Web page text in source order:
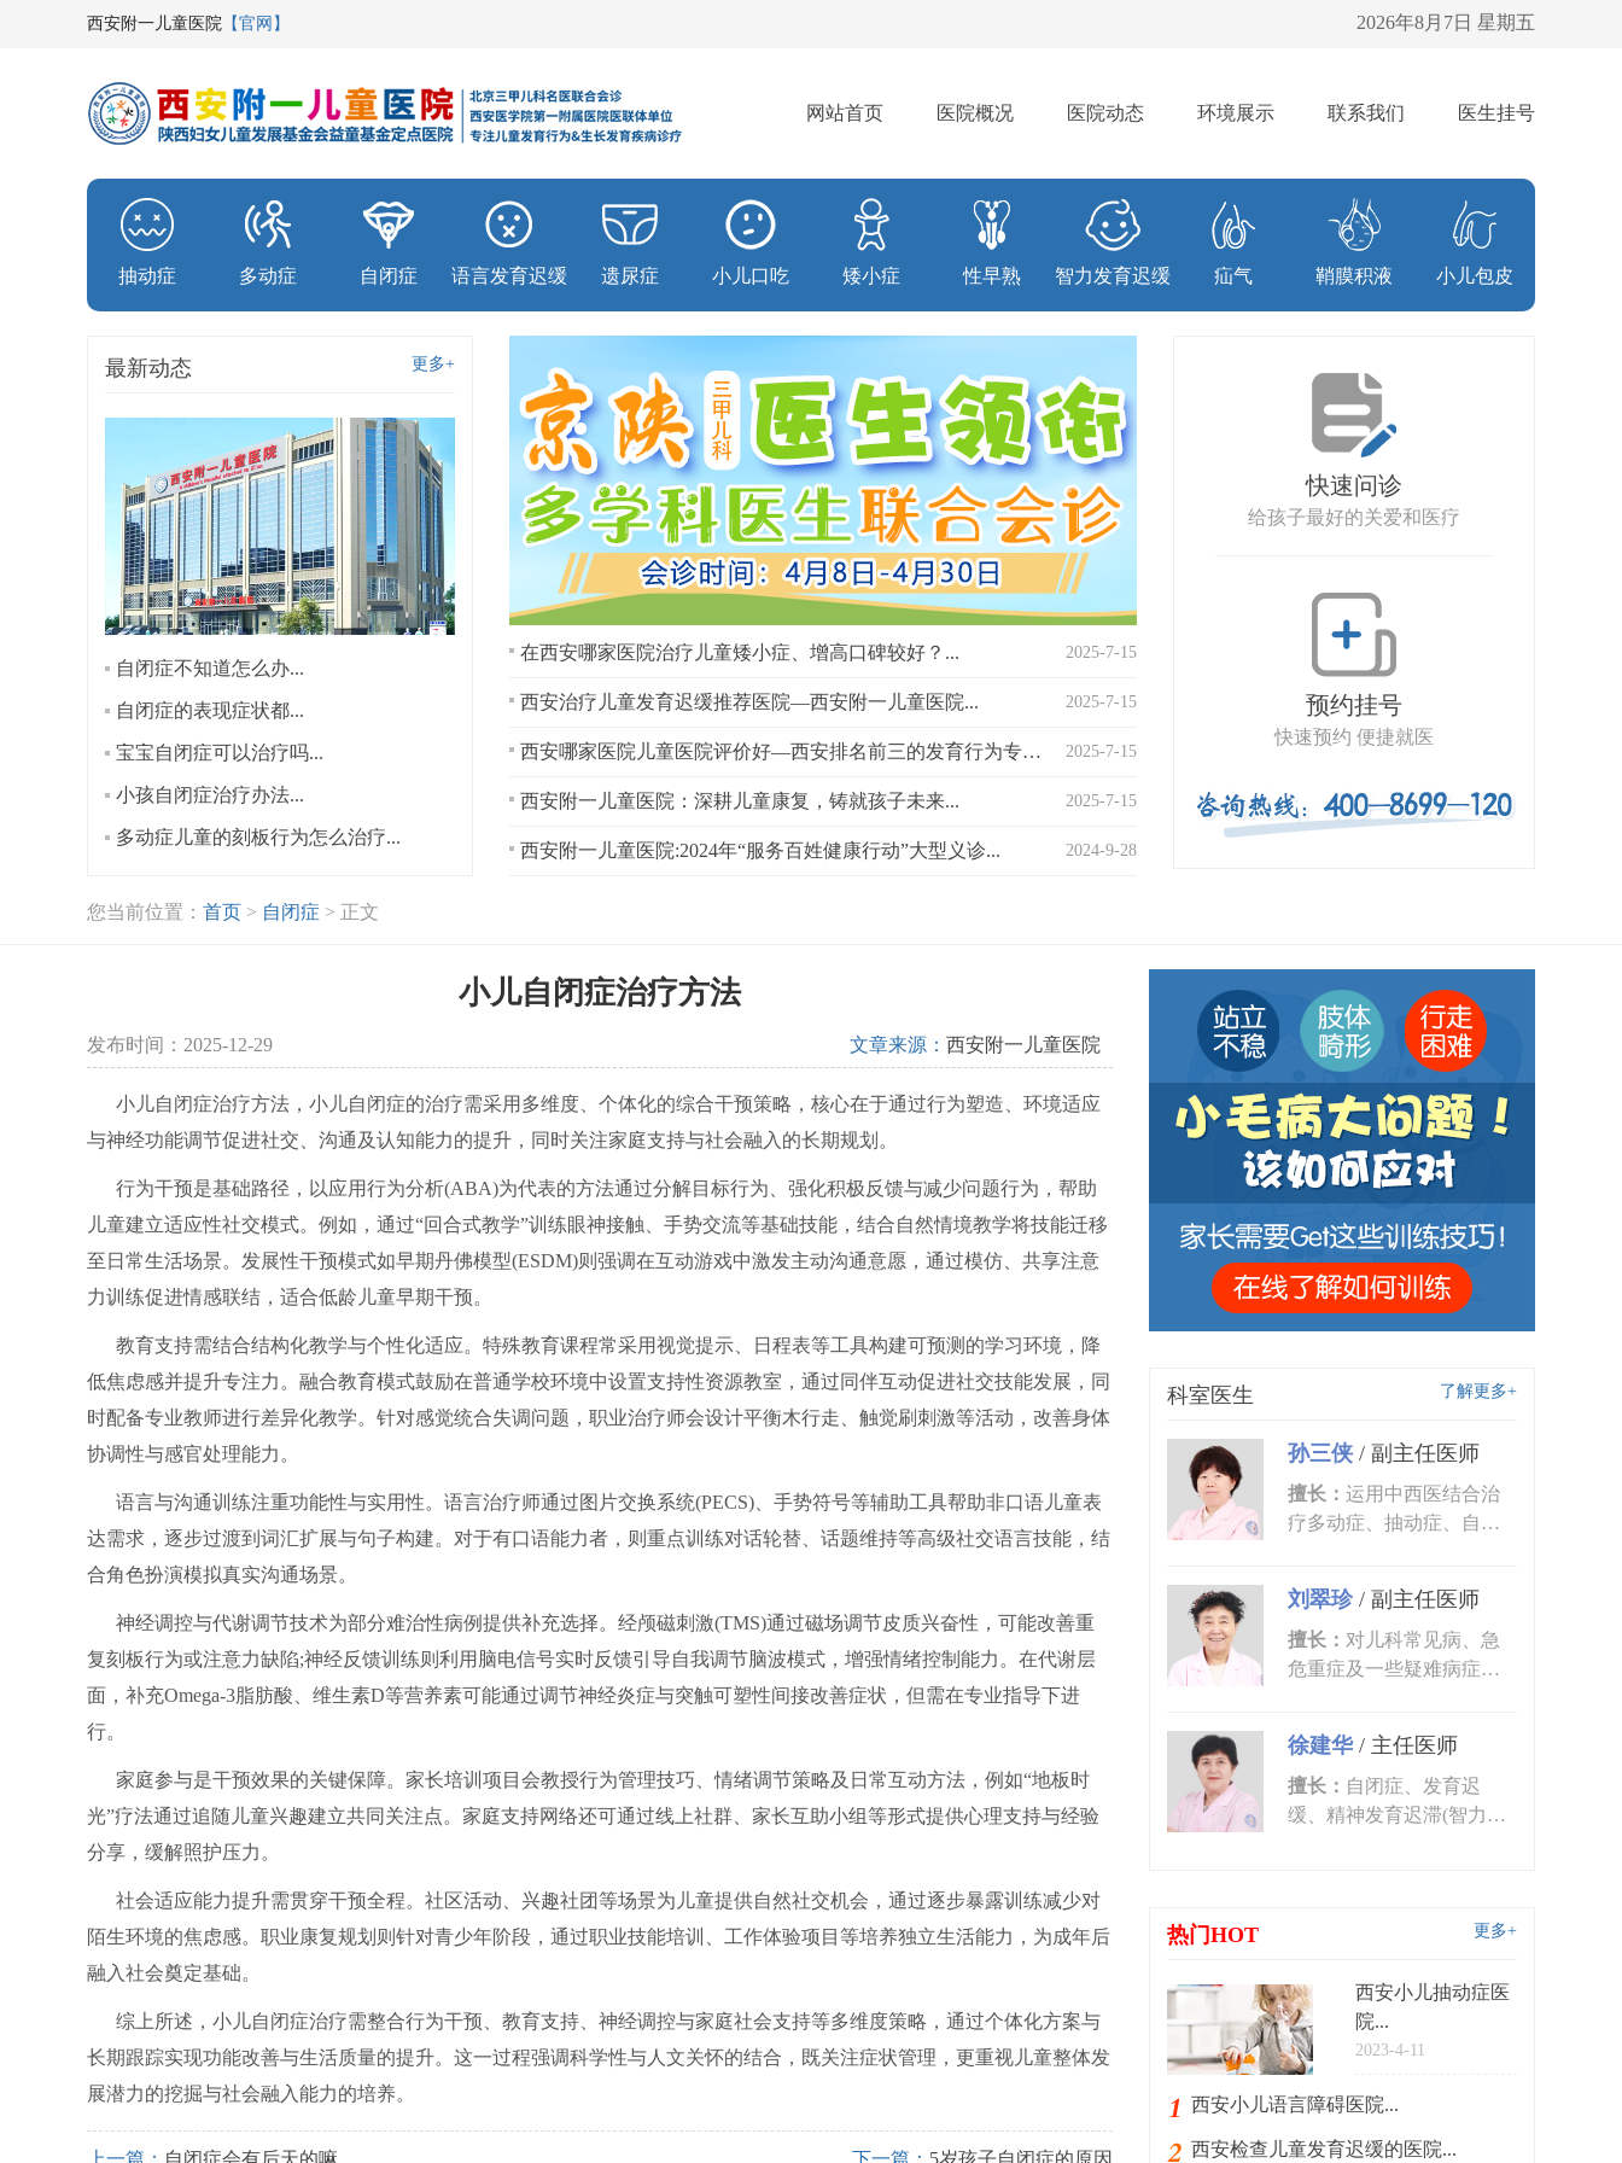
西安附一儿童医院 【官网】 2026年8月7日 星期五
网站首页 医院概况 医院动态 环境展示 联系我们 医生挂号
抽动症 多动症 自闭症 语言发育迟缓 遗尿症 小儿口吃 矮小症 性早熟 智力发育迟缓 疝气 鞘膜积液 小儿包皮
更多+
最新动态
自闭症不知道怎么办...
自闭症的表现症状都...
宝宝自闭症可以治疗吗...
小孩自闭症治疗办法...
多动症儿童的刻板行为怎么治疗...
在西安哪家医院治疗儿童矮小症、增高口碑较好？... 2025-7-15
西安治疗儿童发育迟缓推荐医院—西安附一儿童医院... 2025-7-15
西安哪家医院儿童医院评价好—西安排名前三的发育行为专科医院？... 2025-7-15
西安附一儿童医院：深耕儿童康复，铸就孩子未来... 2025-7-15
西安附一儿童医院:2024年“服务百姓健康行动”大型义诊... 2024-9-28
快速问诊
给孩子最好的关爱和医疗
预约挂号
快速预约 便捷就医
您当前位置： 首页 > 自闭症 > 正文
小儿自闭症治疗方法
发布时间：2025-12-29 文章来源： 西安附一儿童医院
小儿自闭症治疗方法，小儿自闭症的治疗需采用多维度、个体化的综合干预策略，核心在于通过行为塑造、环境适应
与神经功能调节促进社交、沟通及认知能力的提升，同时关注家庭支持与社会融入的长期规划。
行为干预是基础路径，以应用行为分析(ABA)为代表的方法通过分解目标行为、强化积极反馈与减少问题行为，帮助
儿童建立适应性社交模式。例如，通过“回合式教学”训练眼神接触、手势交流等基础技能，结合自然情境教学将技能迁移
至日常生活场景。发展性干预模式如早期丹佛模型(ESDM)则强调在互动游戏中激发主动沟通意愿，通过模仿、共享注意
力训练促进情感联结，适合低龄儿童早期干预。
教育支持需结合结构化教学与个性化适应。特殊教育课程常采用视觉提示、日程表等工具构建可预测的学习环境，降
低焦虑感并提升专注力。融合教育模式鼓励在普通学校环境中设置支持性资源教室，通过同伴互动促进社交技能发展，同
时配备专业教师进行差异化教学。针对感觉统合失调问题，职业治疗师会设计平衡木行走、触觉刷刺激等活动，改善身体
协调性与感官处理能力。
语言与沟通训练注重功能性与实用性。语言治疗师通过图片交换系统(PECS)、手势符号等辅助工具帮助非口语儿童表
达需求，逐步过渡到词汇扩展与句子构建。对于有口语能力者，则重点训练对话轮替、话题维持等高级社交语言技能，结
合角色扮演模拟真实沟通场景。
神经调控与代谢调节技术为部分难治性病例提供补充选择。经颅磁刺激(TMS)通过磁场调节皮质兴奋性，可能改善重
复刻板行为或注意力缺陷;神经反馈训练则利用脑电信号实时反馈引导自我调节脑波模式，增强情绪控制能力。在代谢层
面，补充Omega-3脂肪酸、维生素D等营养素可能通过调节神经炎症与突触可塑性间接改善症状，但需在专业指导下进
行。
家庭参与是干预效果的关键保障。家长培训项目会教授行为管理技巧、情绪调节策略及日常互动方法，例如“地板时
光”疗法通过追随儿童兴趣建立共同关注点。家庭支持网络还可通过线上社群、家长互助小组等形式提供心理支持与经验
分享，缓解照护压力。
社会适应能力提升需贯穿干预全程。社区活动、兴趣社团等场景为儿童提供自然社交机会，通过逐步暴露训练减少对
陌生环境的焦虑感。职业康复规划则针对青少年阶段，通过职业技能培训、工作体验项目等培养独立生活能力，为成年后
融入社会奠定基础。
综上所述，小儿自闭症治疗需整合行为干预、教育支持、神经调控与家庭社会支持等多维度策略，通过个体化方案与
长期跟踪实现功能改善与生活质量的提升。这一过程强调科学性与人文关怀的结合，既关注症状管理，更重视儿童整体发
展潜力的挖掘与社会融入能力的培养。
上一篇： 自闭症会有后天的嘛 下一篇： 5岁孩子自闭症的原因
了解更多+
科室医生
孙三侠 / 副主任医师
擅长： 运用中西医结合治
疗多动症、抽动症、自闭
刘翠珍/ 副主任医师
擅长： 对儿科常见病、急
危重症及一些疑难病症的
徐建华/ 主任医师
擅长： 自闭症、发育迟
缓、精神发育迟滞(智力低
更多+
热门HOT
西安小儿抽动症医
院...
2023-4-11
西安小儿语言障碍医院...
西安检查儿童发育迟缓的医院...